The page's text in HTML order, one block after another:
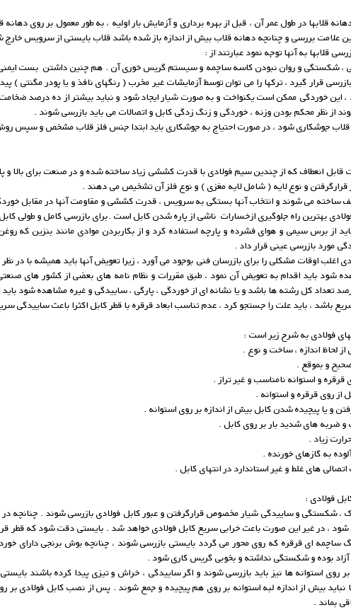
قلابها در طول عمر آن ، قبل از بهره برداری و آزمایش بار اولیه ، به طور معمول بر روی
بررسی و چنانچه دهانه قلاب بیش از اندازه باز شده باشد قلاب بایستی از سرویس خارج شود ، این اندازه تقریبا 8
قلابها به آنها توجه نمود عبارتند از :
قرار گیرد ، ترکها را می توان توسط آزمایشات غیر مخرب ( رنگهای نافذ و یا پودر
، این خوردگی ممکن است یکنواخت و به صورت شیار ایجاد شود و نباید بیشتر از ده درصد
از نظر محکم بودن وزنه ، خوردگی و زنگ زدگی کابل و اتصالات می باید بازرسی شوند .
قلاب جوشکاری شود ، در صورت احتیاج به جوشکاری باید ابتدا جنس فلز قلاب مشخص و سپس
قابل انعطاف که از چندین سیم فولادی با قدرت کششی زیاد ساخته شده و در صنعت برای بالا و
و نوع لایه ( شامل لایه مغزی ) و نوع فلز آن تشخیص می دهند .
ساخته می شوند و انتخاب آنها بستگی به سرویس ، قدرت کششی و مقاومت آنها در مقابل
بهترین راه جلوگیری ازخسارات ناشی از پاره شدن کابل است .برای بازرسی کامل و طولی کابل ،
از برس سیمی و هوای فشرده و پارچه استفاده کرد و از بکاربردن موادی مانند بنزین که
مورد بازرسی عینی قرار داد .
اغلب اوقات مشکلی را برای بازرسان فنی بوجود می آورد ، زیرا تعویض آنها باید همیشه با در
شود باید اقدام به تعویض آن نمود ، طبق مقررات و نظام نامه های بعضی از کشور های صنعتی
تعداد کل رشته ها باشد و یا نشانه ای از خوردگی ، پارگی ، ساییدگی و غیره مشاهده شود
باشد ، باید علت را جستجو کرد ، عدم تناسب ابعاد قرقره با قطر کابل اکثرا باعث ساییدگی
فولادی به شرح زیر است :
اندازه ، ساخت و نوع .
و بموقع .
و استوانه نامناسب و غیر تراز .
روی قرقره و استوانه .
یا پیچیده شدن کابل بیش از اندازه بر روی استوانه .
های شدید بار بر روی کابل .
زیاد .
به گازهای خورنده .
های غلط و غیر استاندارد در انتهای کابل .
، شکستگی و ساییدگی شیار مخصوص قرارگرفتن و عبور کابل فولادی بازرسی شوند . چنانچه در
شود ، در غیر این صورت باعث خرابی سریع کابل فولادی خواهد شد . بایستی دقت شود که قطر
ساچمه ای قرقره که روی محور می گردد بایستی بازرسی شوند ، چنانچه بوش برنجی دارای
بوده و شکستگی نداشته و بخوبی گریس کاری شود .
روی استوانه ها نیز باید بازرسی شوند و اگر ساییدگی ، خراش و تیزی پیدا کرده باشند
بیش از اندازه لبه استوانه بر روی هم پیچیده و جمع شوند . پس از نصب کابل فولادی بر
بماند .